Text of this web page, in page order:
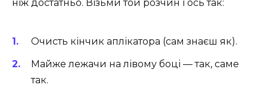
ніж достатньо. Візьми той розчин і ось так:
Очисть кінчик аплікатора (сам знаєш як).
Майже лежачи на лівому боці — так, саме
так.